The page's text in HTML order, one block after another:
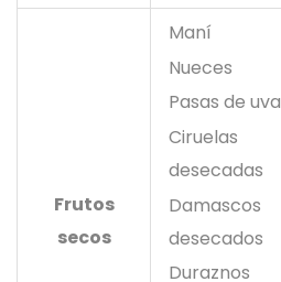
Frutos
secos
Maní
Nueces
Pasas de uva
Ciruelas
desecadas
Damascos
desecados
Duraznos